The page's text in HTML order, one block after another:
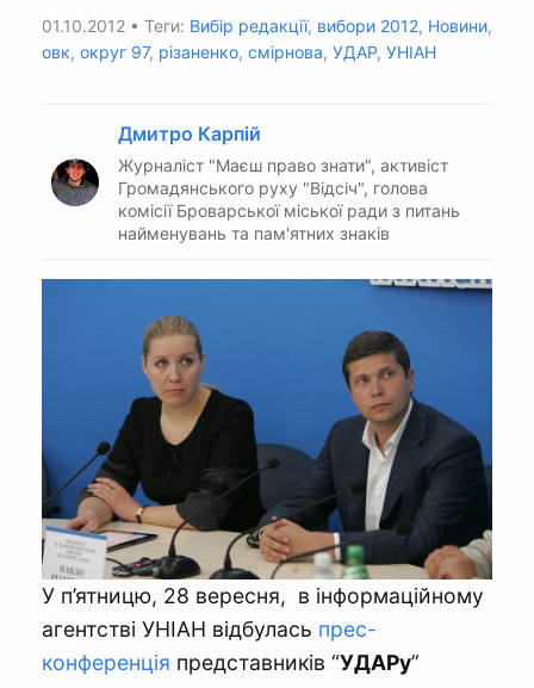
01.10.2012 • Теги: Вибір редакції, вибори 2012, Новини,
овк, округ 97, різаненко, смірнова, УДАР, УНІАН
Дмитро Карпій
Журналіст "Маєш право знати", активіст
Громадянського руху "Відсіч", голова
комісії Броварської міської ради з питань
найменувань та пам'ятних знаків
У п’ятницю, 28 вересня, в інформаційному
агентстві УНІАН відбулась прес-
конференція представників “УДАРу”